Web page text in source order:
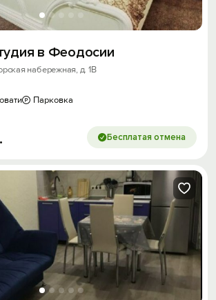
в Феодосии
набережная, д. 1В
Парковка
Бесплатая отмена
Вход на сайт
Зарегистрироваться
Войти